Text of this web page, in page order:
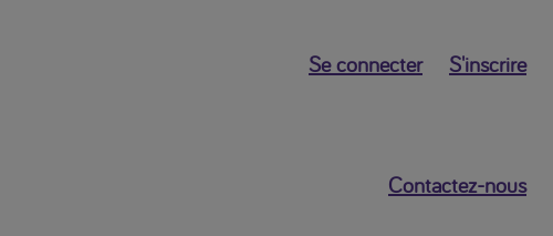
Se connecter S'inscrire
Contactez-nous